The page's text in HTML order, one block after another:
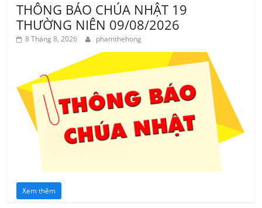
THÔNG BÁO CHÚA NHẬT 19
THƯỜNG NIÊN 09/08/2026
8 Tháng 8, 2026 phamthehong
Xem thêm